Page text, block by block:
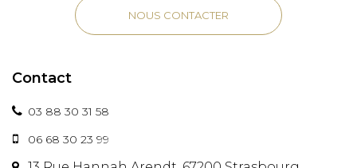
NOUS CONTACTER
Contact
03 88 30 31 58
06 68 30 23 99